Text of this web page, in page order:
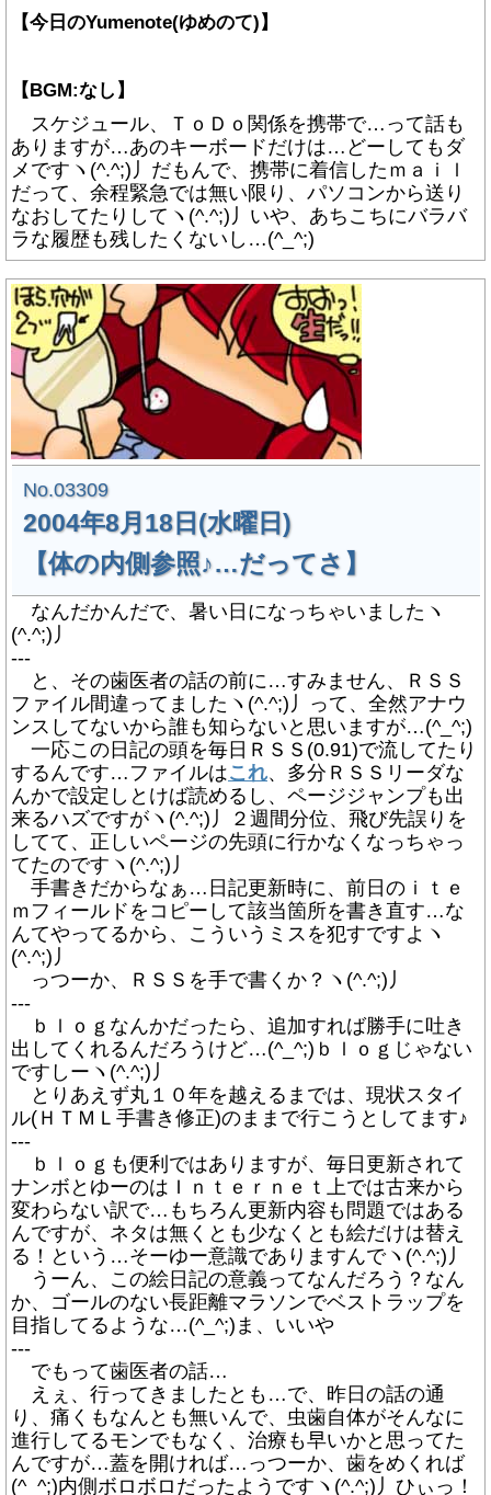
【今日のYumenote(ゆめのて)】
【BGM:なし】
スケジュール、ＴｏＤｏ関係を携帯で…って話も
ありますが…あのキーボードだけは…どーしてもダ
メですヽ(^.^;)丿だもんで、携帯に着信したｍａｉｌ
だって、余程緊急では無い限り、パソコンから送り
なおしてたりしてヽ(^.^;)丿いや、あちこちにバラバ
ラな履歴も残したくないし…(^_^;)
No.03309
2004年8月18日(水曜日)
【体の内側参照♪…だってさ】
なんだかんだで、暑い日になっちゃいましたヽ
(^.^;)丿
---
と、その歯医者の話の前に…すみません、ＲＳＳ
ファイル間違ってましたヽ(^.^;)丿って、全然アナウ
ンスしてないから誰も知らないと思いますが…(^_^;)
一応この日記の頭を毎日ＲＳＳ(0.91)で流してたり
するんです…ファイルはこれ、多分ＲＳＳリーダな
んかで設定しとけば読めるし、ページジャンプも出
来るハズですがヽ(^.^;)丿２週間分位、飛び先誤りを
してて、正しいページの先頭に行かなくなっちゃっ
てたのですヽ(^.^;)丿
手書きだからなぁ…日記更新時に、前日のｉｔｅ
ｍフィールドをコピーして該当箇所を書き直す…な
んてやってるから、こういうミスを犯すですよヽ
(^.^;)丿
っつーか、ＲＳＳを手で書くか？ヽ(^.^;)丿
---
ｂｌｏｇなんかだったら、追加すれば勝手に吐き
出してくれるんだろうけど…(^_^;)ｂｌｏｇじゃない
ですしーヽ(^.^;)丿
とりあえず丸１０年を越えるまでは、現状スタイ
ル(ＨＴＭＬ手書き修正)のままで行こうとしてます♪
---
ｂｌｏｇも便利ではありますが、毎日更新されて
ナンボとゆーのはＩｎｔｅｒｎｅｔ上では古来から
変わらない訳で…もちろん更新内容も問題ではある
んですが、ネタは無くとも少なくとも絵だけは替え
る！という…そーゆー意識でありますんでヽ(^.^;)丿
うーん、この絵日記の意義ってなんだろう？なん
か、ゴールのない長距離マラソンでベストラップを
目指してるような…(^_^;)ま、いいや
---
でもって歯医者の話…
えぇ、行ってきましたとも…で、昨日の話の通
り、痛くもなんとも無いんで、虫歯自体がそんなに
進行してるモンでもなく、治療も早いかと思ってた
んですが…蓋を開ければ…っつーか、歯をめくれば
(^_^;)内側ボロボロだったようですヽ(^.^;)丿ひぃっ！